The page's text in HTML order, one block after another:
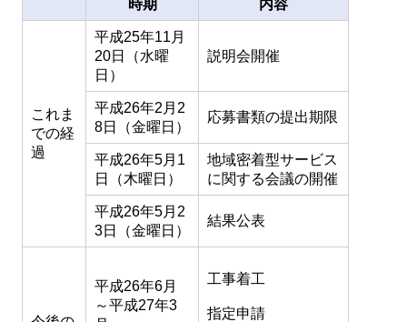
時期 内容
これま
での経
過
平成25年11月
20日（水曜
日）
説明会開催
平成26年2月2
8日（金曜日）
応募書類の提出期限
平成26年5月1
日（木曜日）
地域密着型サービス
に関する会議の開催
平成26年5月2
3日（金曜日）
結果公表
平成26年6月
～平成27年3
工事着工
指定申請